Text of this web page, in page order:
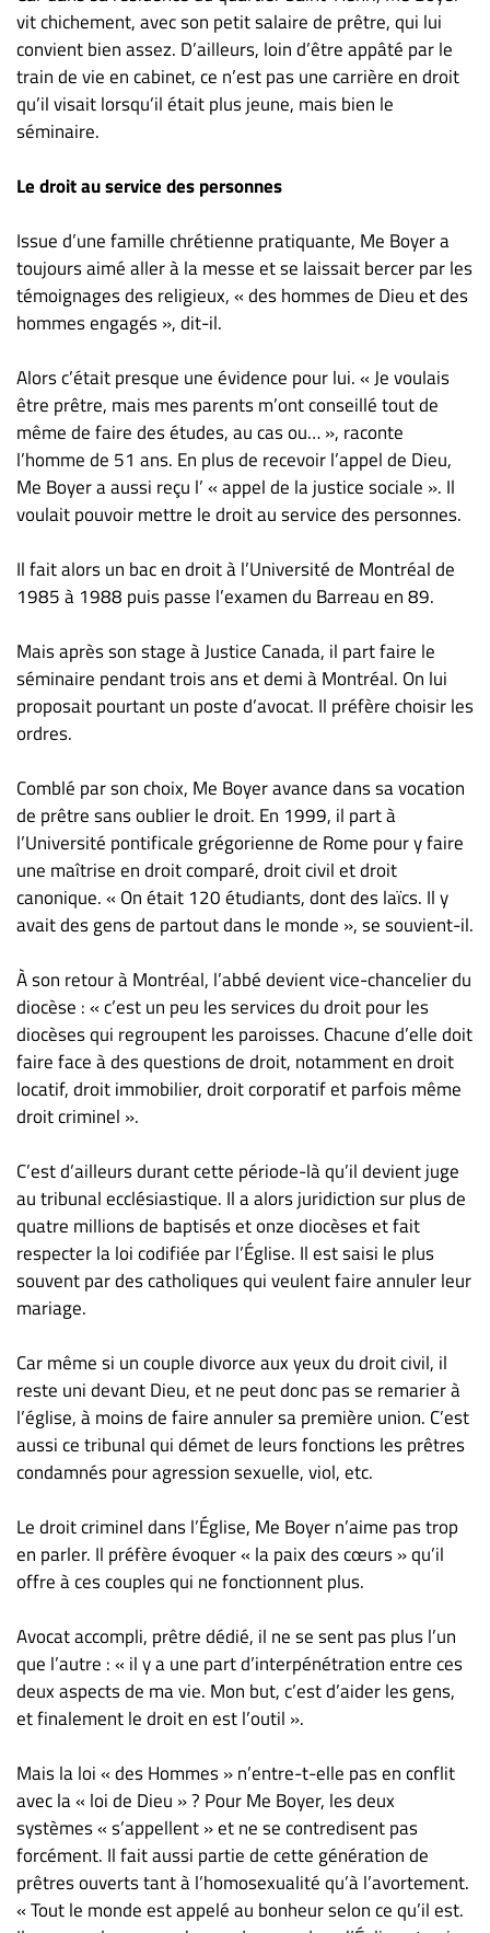
À
propos
Infolettre
S’abonner
Politique de
vit chichement, avec son petit salaire de prêtre, qui lui
convient bien assez. D’ailleurs, loin d’être appâté par le
train de vie en cabinet, ce n’est pas une carrière en droit
qu’il visait lorsqu’il était plus jeune, mais bien le
séminaire.
Le droit au service des personnes
Issue d’une famille chrétienne pratiquante, Me Boyer a
toujours aimé aller à la messe et se laissait bercer par les
témoignages des religieux, « des hommes de Dieu et des
hommes engagés », dit-il.
Alors c’était presque une évidence pour lui. « Je voulais
être prêtre, mais mes parents m’ont conseillé tout de
même de faire des études, au cas ou… », raconte
l’homme de 51 ans. En plus de recevoir l’appel de Dieu,
Me Boyer a aussi reçu l’ « appel de la justice sociale ». Il
voulait pouvoir mettre le droit au service des personnes.
Il fait alors un bac en droit à l’Université de Montréal de
1985 à 1988 puis passe l’examen du Barreau en 89.
Mais après son stage à Justice Canada, il part faire le
séminaire pendant trois ans et demi à Montréal. On lui
proposait pourtant un poste d’avocat. Il préfère choisir les
ordres.
Comblé par son choix, Me Boyer avance dans sa vocation
de prêtre sans oublier le droit. En 1999, il part à
l’Université pontificale grégorienne de Rome pour y faire
une maîtrise en droit comparé, droit civil et droit
canonique. « On était 120 étudiants, dont des laïcs. Il y
avait des gens de partout dans le monde », se souvient-il.
À son retour à Montréal, l’abbé devient vice-chancelier du
diocèse : « c’est un peu les services du droit pour les
diocèses qui regroupent les paroisses. Chacune d’elle doit
faire face à des questions de droit, notamment en droit
locatif, droit immobilier, droit corporatif et parfois même
droit criminel ».
C’est d’ailleurs durant cette période-là qu’il devient juge
au tribunal ecclésiastique. Il a alors juridiction sur plus de
quatre millions de baptisés et onze diocèses et fait
respecter la loi codifiée par l’Église. Il est saisi le plus
souvent par des catholiques qui veulent faire annuler leur
mariage.
Car même si un couple divorce aux yeux du droit civil, il
reste uni devant Dieu, et ne peut donc pas se remarier à
l’église, à moins de faire annuler sa première union. C’est
aussi ce tribunal qui démet de leurs fonctions les prêtres
condamnés pour agression sexuelle, viol, etc.
Le droit criminel dans l’Église, Me Boyer n’aime pas trop
en parler. Il préfère évoquer « la paix des cœurs » qu’il
offre à ces couples qui ne fonctionnent plus.
Avocat accompli, prêtre dédié, il ne se sent pas plus l’un
que l’autre : « il y a une part d’interpénétration entre ces
deux aspects de ma vie. Mon but, c’est d’aider les gens,
et finalement le droit en est l’outil ».
Mais la loi « des Hommes » n’entre-t-elle pas en conflit
avec la « loi de Dieu » ? Pour Me Boyer, les deux
systèmes « s’appellent » et ne se contredisent pas
forcément. Il fait aussi partie de cette génération de
prêtres ouverts tant à l’homosexualité qu’à l’avortement.
« Tout le monde est appelé au bonheur selon ce qu’il est.